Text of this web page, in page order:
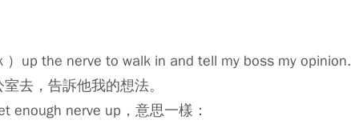
）up the nerve to walk in and tell my boss my opinion.
去，告訴他我的想法。
enough nerve up，意思一樣：